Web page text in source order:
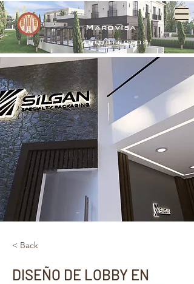
Marovisa
arquitectos
< Back
DISEÑO DE LOBBY EN